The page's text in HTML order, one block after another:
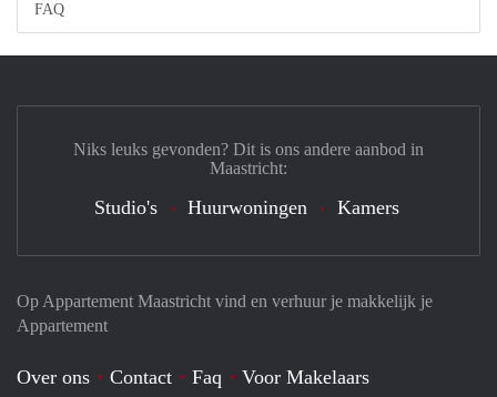
FAQ
Op Appartement Maastricht vind en verhuur je makkelijk je
Appartement
Over ons Contact Faq Voor Makelaars
Niks leuks gevonden? Dit is ons andere aanbod in
Maastricht:
Studio's Huurwoningen Kamers